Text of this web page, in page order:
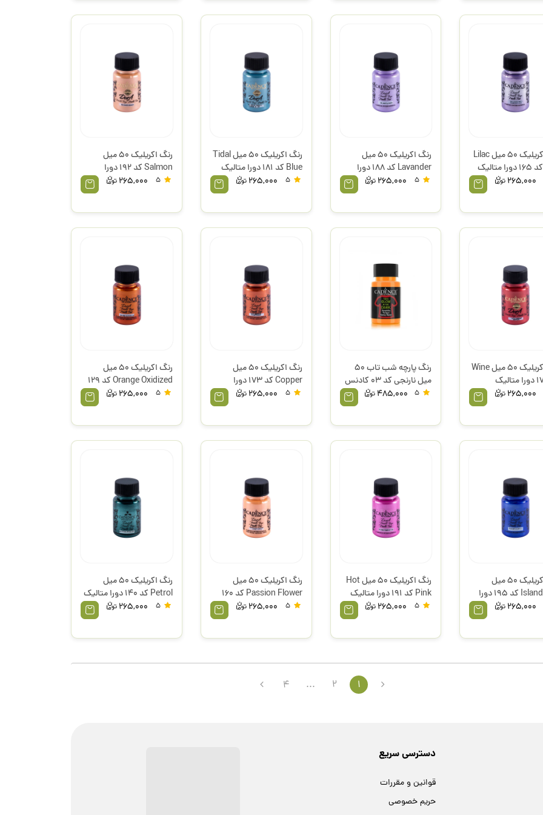
رنگ اکریلیک 50 میل Lilac
Mist کد 165 دورا متالیک
265,000
رنگ اکریلیک 50 میل
Lavander کد 188 دورا
متالیک کادنس
265,000
رنگ اکریلیک 50 میل Tidal
Blue کد 181 دورا متالیک
کادنس
5
265,000
رنگ اکریلیک 50 میل
Salmon کد 192 دورا
متالیک کادنس
5
265,000
رنگ اکریلیک 50 میل Wine
کد 175 دورا متالیک
265,000
رنگ پارچه شب تاب 50
میل نارنجی کد 03 کادنس
485,000
رنگ اکریلیک 50 میل
Copper کد 173 دورا
متالیک کادنس
5
265,000
رنگ اکریلیک 50 میل
Orange Oxidized کد 129
دورا متالیک کادنس
5
265,000
رنگ اکریلیک 50 میل
Island Blue کد 195 دورا
کادنس
265,000
رنگ اکریلیک 50 میل Hot
Pink کد 191 دورا متالیک
کادنس
265,000
رنگ اکریلیک 50 میل
Passion Flower کد 160
دورا متالیک کادنس
5
265,000
رنگ اکریلیک 50 میل
Petrol کد 140 دورا متالیک
کادنس
5
265,000
1
2
...
4
دسترسی سریع
قوانین و مقررات
حریم خصوصی